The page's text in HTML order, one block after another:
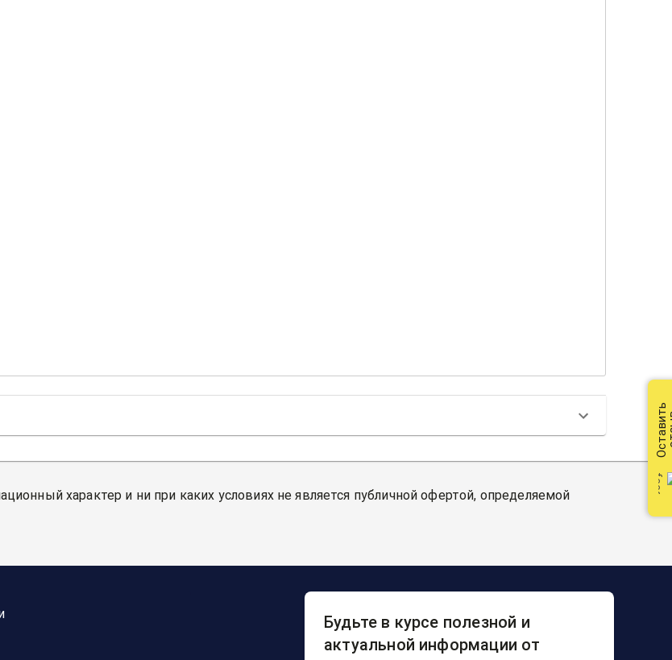
характер и ни при каких условиях не является публичной офертой, определяемой
Будьте в курсе полезной и
актуальной информации от
Оставить